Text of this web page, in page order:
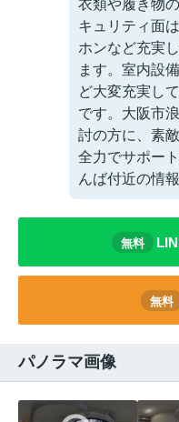
衣類や履き物
キュリティ面
ホンなど充実
ます。室内設
ど大変充実し
です。大阪市
討の方に、素
全力でサポー
んば付近の情
無料
無料
パノラマ画像